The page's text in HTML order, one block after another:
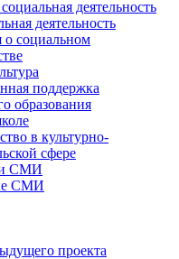
деятельность
деятельность
о социальном
поддержка
образования
в культурно-
сфере
и СМИ
СМИ
проекта